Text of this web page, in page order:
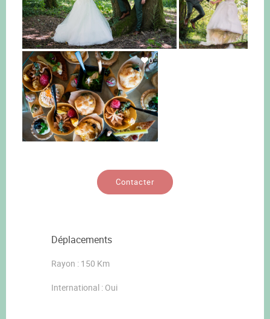
0
Contacter
Déplacements
Rayon : 150 Km
International : Oui